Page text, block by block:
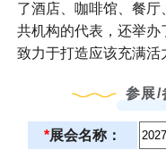
了酒店、咖啡馆、餐
共机构的代表，还举办
致力于打造应该充满活
参展/
*展会名称：